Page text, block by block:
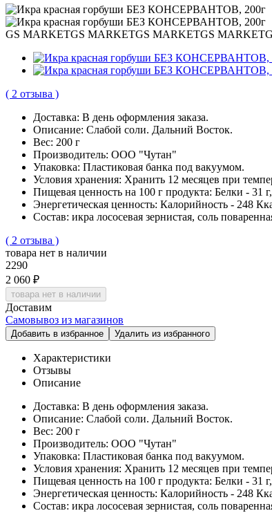
GS MARKETGS MARKETGS MARKETGS MARKET
( 2 отзыва )
Доставка: В день оформления заказа.
Описание: Слабой соли. Дальний Восток.
Вес: 200 г
Производитель: ООО "Чутан"
Упаковка: Пластиковая банка под вакуумом.
Условия хранения: Хранить 12 месяцев при
Пищевая ценность на 100 г продукта: Белки - 31
Энергетическая ценность: Калорийность - 248
Cостав: икра лососевая зернистая, соль
( 2 отзыва )
товара нет в наличии
2290
2 060 ₽
товара нет в наличии
Доставим
Самовывоз из магазинов
Добавить в избранное Удалить из избранного
Характеристики
Отзывы
Описание
Доставка: В день оформления заказа.
Описание: Слабой соли. Дальний Восток.
Вес: 200 г
Производитель: ООО "Чутан"
Упаковка: Пластиковая банка под вакуумом.
Условия хранения: Хранить 12 месяцев при
Пищевая ценность на 100 г продукта: Белки - 31
Энергетическая ценность: Калорийность - 248
Cостав: икра лососевая зернистая, соль